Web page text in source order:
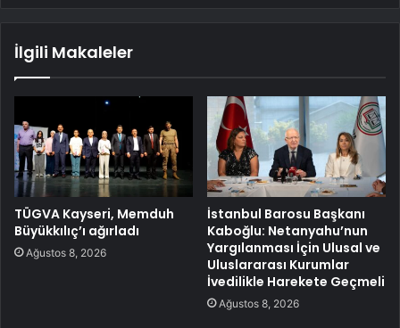
İlgili Makaleler
TÜGVA Kayseri, Memduh
Büyükkılıç’ı ağırladı
Ağustos 8, 2026
İstanbul Barosu Başkanı
Kaboğlu: Netanyahu’nun
Yargılanması İçin Ulusal ve
Uluslararası Kurumlar
İvedilikle Harekete Geçmeli
Ağustos 8, 2026